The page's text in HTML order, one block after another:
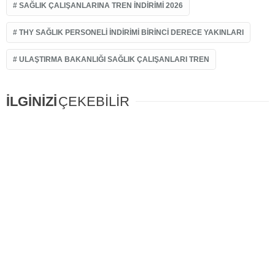
SAĞLIK ÇALIŞANLARINA TREN INDIRIMI 2026
THY SAĞLIK PERSONELI INDIRIMI BIRINCI DERECE YAKINLARI
ULAŞTIRMA BAKANLIĞI SAĞLIK ÇALIŞANLARI TREN
İLGİNİZİÇEKEBİLİR